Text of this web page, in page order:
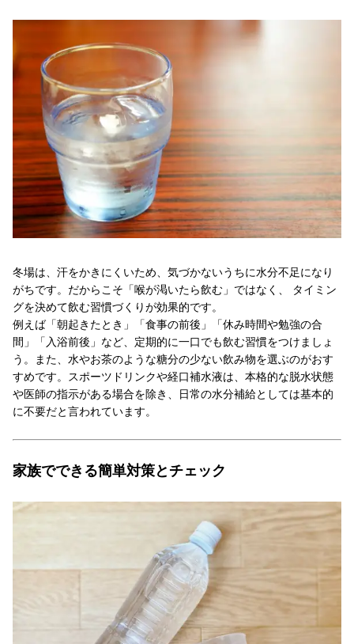
冬場は、汗をかきにくいため、気づかないうちに水分不足になり
がちです。だからこそ「喉が渇いたら飲む」ではなく、 タイミン
グを決めて飲む習慣づくりが効果的です。
例えば「朝起きたとき」「食事の前後」「休み時間や勉強の合
間」「入浴前後」など、定期的に一口でも飲む習慣をつけましょ
う。また、水やお茶のような糖分の少ない飲み物を選ぶのがおす
すめです。スポーツドリンクや経口補水液は、本格的な脱水状態
や医師の指示がある場合を除き、日常の水分補給としては基本的
に不要だと言われています。
家族でできる簡単対策とチェック